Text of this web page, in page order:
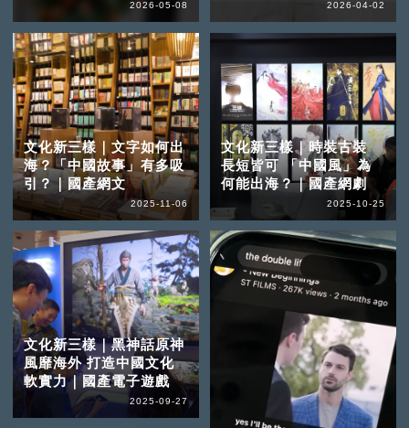
2026-05-08 2026-04-02
文化新三樣｜文字如何出
海？「中國故事」有多吸
引？｜國產網文
2025-11-06
文化新三樣｜時裝古裝
長短皆可 「中國風」為
何能出海？｜國產網劇
2025-10-25
文化新三樣｜黑神話原神
風靡海外 打造中國文化
軟實力｜國產電子遊戲
2025-09-27